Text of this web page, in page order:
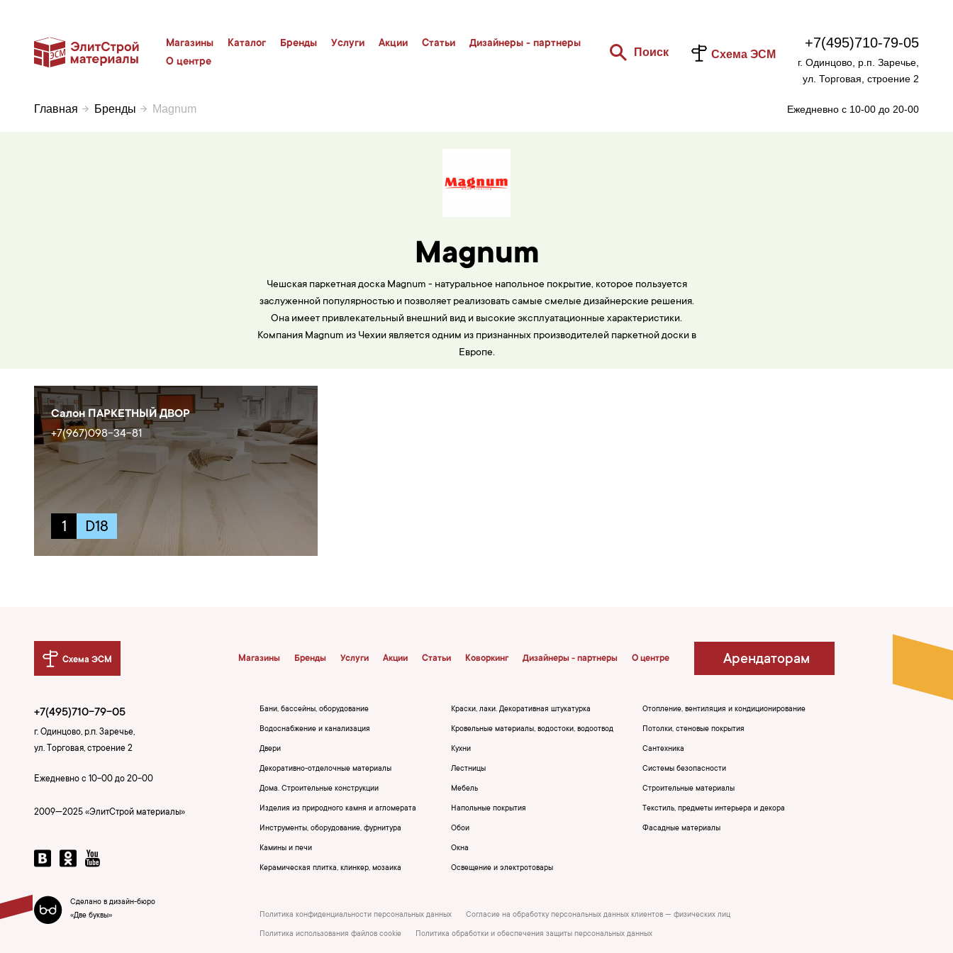
Магазины Каталог Бренды Услуги Акции Статьи
Дизайнеры - партнеры
О центре
Поиск Схема ЭСМ
Главная Бренды Magnum
+7(495)710-79-05
г. Одинцово, р.п. Заречье,
ул. Торговая, строение 2
Ежедневно с 10-00 до 20-00
Magnum
Чешская паркетная доска Magnum - натуральное напольное покрытие, которое пользуется
заслуженной популярностью и позволяет реализовать самые смелые дизайнерские решения.
Она имеет привлекательный внешний вид и высокие эксплуатационные характеристики.
Компания Magnum из Чехии является одним из признанных производителей паркетной доски в
Европе.
Салон ПАРКЕТНЫЙ ДВОР
+7(967)098-34-81
1 D18
Схема ЭСМ
+7(495)710-79-05
г. Одинцово, р.п. Заречье,
ул. Торговая, строение 2
Ежедневно с 10-00 до 20-00
2009—2025 «ЭлитСтрой материалы»
Сделано в дизайн-бюро
«Две буквы»
Магазины Бренды Услуги Акции Статьи Коворкинг Дизайнеры - партнеры О центре Арендаторам
Бани, бассейны, оборудование
Водоснабжение и канализация
Двери
Декоративно-отделочные материалы
Дома. Строительные конструкции
Изделия из природного камня и агломерата
Инструменты, оборудование, фурнитура
Камины и печи
Керамическая плитка, клинкер, мозаика
Краски, лаки. Декоративная штукатурка
Кровельные материалы, водостоки, водоотвод
Кухни
Лестницы
Мебель
Напольные покрытия
Обои
Окна
Освещение и электротовары
Отопление, вентиляция и кондиционирование
Потолки, стеновые покрытия
Сантехника
Системы безопасности
Строительные материалы
Текстиль, предметы интерьера и декора
Фасадные материалы
Политика конфиденциальности персональных данных Согласие на обработку персональных данных клиентов — физических лиц
Политика использования файлов cookie Политика обработки и обеспечения защиты персональных данных